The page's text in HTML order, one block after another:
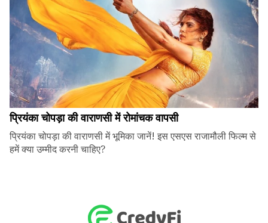
प्रियंका चोपड़ा की वाराणसी में रोमांचक वापसी
प्रियंका चोपड़ा की वाराणसी में भूमिका जानें! इस एसएस राजामौली फिल्म से
हमें क्या उम्मीद करनी चाहिए?